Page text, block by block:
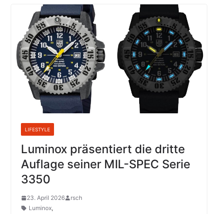
LIFESTYLE
Luminox präsentiert die dritte
Auflage seiner MIL-SPEC Serie
3350
23. April 2026
rsch
Luminox,